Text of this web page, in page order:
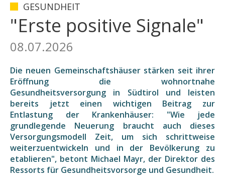
GESUNDHEIT
"Erste positive Signale"
08.07.2026
Die neuen Gemeinschaftshäuser stärken seit ihrer
Eröffnung die wohnortnahe
Gesundheitsversorgung in Südtirol und leisten
bereits jetzt einen wichtigen Beitrag zur
Entlastung der Krankenhäuser: "Wie jede
grundlegende Neuerung braucht auch dieses
Versorgungsmodell Zeit, um sich schrittweise
weiterzuentwickeln und in der Bevölkerung zu
etablieren", betont Michael Mayr, der Direktor des
Ressorts für Gesundheitsvorsorge und Gesundheit.